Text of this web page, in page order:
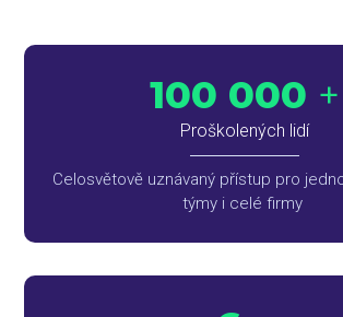
100 000 +
Proškolených lidí
Celosvětově uznávaný přístup pro
týmy i celé firmy